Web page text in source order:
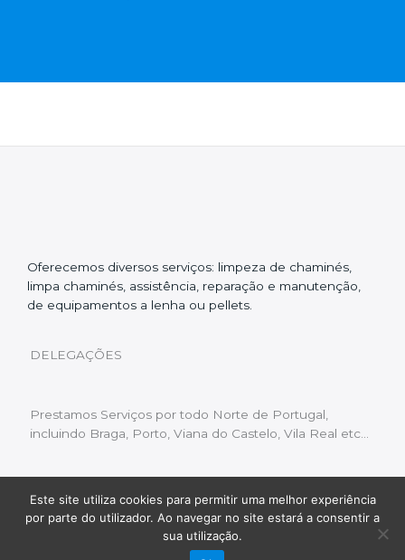
Oferecemos diversos serviços: limpeza de chaminés,
limpa chaminés, assistência, reparação e manutenção,
de equipamentos a lenha ou pellets.
DELEGAÇÕES
Prestamos Serviços por todo Norte de Portugal,
incluindo Braga, Porto, Viana do Castelo, Vila Real etc…
Livro de Reclamações | Política de Privacidade
Copyright © 2022 Limpeza Chaminés | Desenvolvido
Fluxo Digital – a inovar a web
Este site utiliza cookies para permitir uma melhor experiência
por parte do utilizador. Ao navegar no site estará a consentir a
sua utilização.